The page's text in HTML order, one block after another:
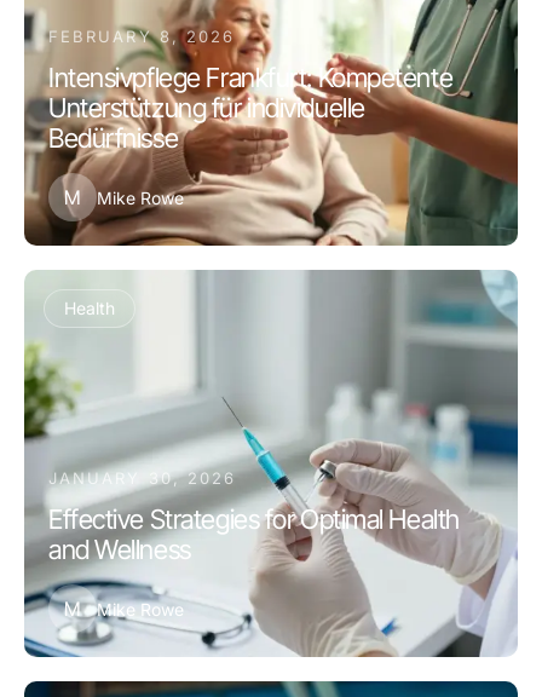
FEBRUARY 8, 2026
Intensivpflege Frankfurt: Kompetente
Unterstützung für individuelle
Bedürfnisse
M Mike Rowe
Health
JANUARY 30, 2026
Effective Strategies for Optimal Health
and Wellness
M Mike Rowe